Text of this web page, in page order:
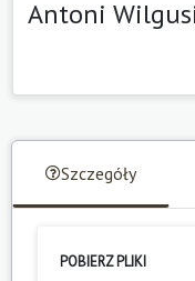
Antoni
Szczegóły
POBIERZ PLIKI